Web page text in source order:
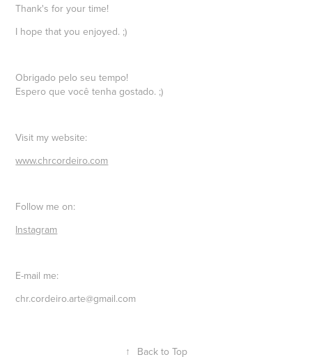
Thank's for your time!
I hope that you enjoyed. ;)
Obrigado pelo seu tempo!
Espero que você tenha gostado. ;)
Visit my website:
www.chrcordeiro.com
Follow me on:
Instagram
E-mail me:
chr.cordeiro.arte@gmail.com
↑ Back to Top